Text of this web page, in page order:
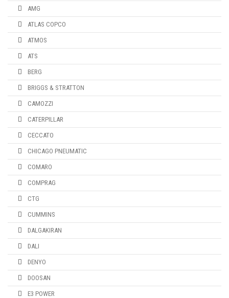
AMG
ATLAS COPCO
ATMOS
ATS
BERG
BRIGGS & STRATTON
CAMOZZI
CATERPILLAR
CECCATO
CHICAGO PNEUMATIC
COMARO
COMPRAG
CTG
CUMMINS
DALGAKIRAN
DALI
DENYO
DOOSAN
E3 POWER